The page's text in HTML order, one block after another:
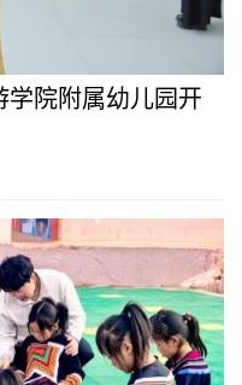
学院附属幼儿园开